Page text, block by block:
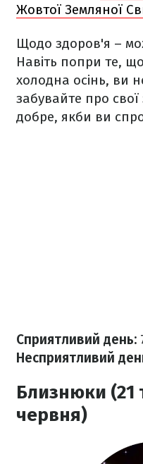
Жовтої Земляної
Щодо здоров'я –
Навіть попри те,
холодна осінь, ви
забувайте про свої
добре, якби ви
Сприятливий день:
Несприятливий
Близнюки (21
червня)